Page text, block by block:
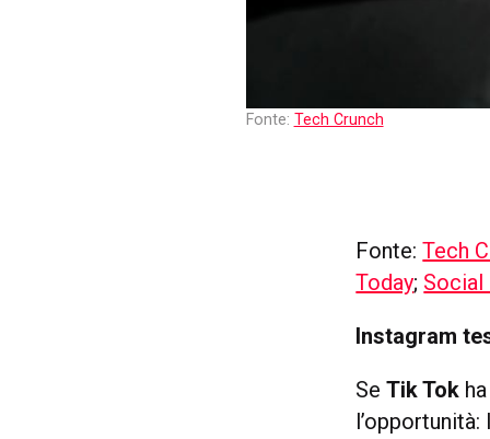
Fonte: Tech Crunch
Fonte:Tech
Today; Social
Instagram
SeTik Tok